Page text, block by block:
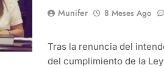
Munifer 8 Meses Ago
Tras la renuncia del
del cumplimiento de la